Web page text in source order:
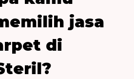
jasa
di